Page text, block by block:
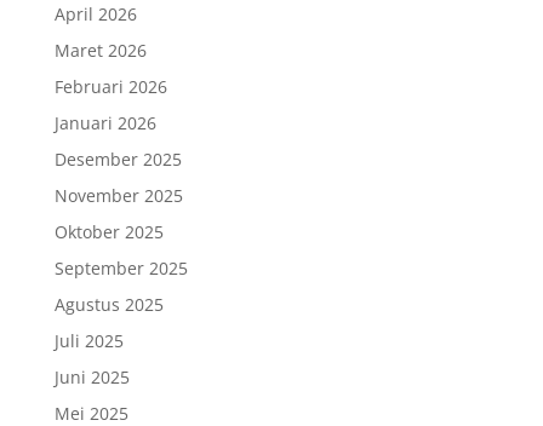
April 2026
Maret 2026
Februari 2026
Januari 2026
Desember 2025
November 2025
Oktober 2025
September 2025
Agustus 2025
Juli 2025
Juni 2025
Mei 2025